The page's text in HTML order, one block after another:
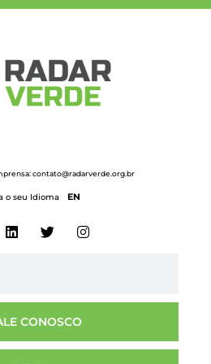
contato@radarverde.org.br
o seu Idioma EN
CONOSCO